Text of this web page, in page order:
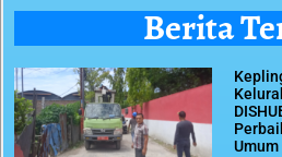
Berita
Umum